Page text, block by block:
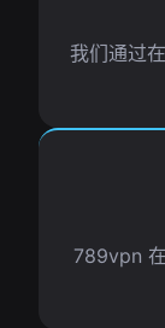
我们通过
789vpn